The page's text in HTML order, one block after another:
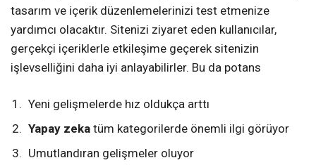
tasarım ve içerik düzenlemelerinizi test etmenize
yardımcı olacaktır. Sitenizi ziyaret eden kullanıcılar,
gerçekçi içeriklerle etkileşime geçerek sitenizin
işlevselliğini daha iyi anlayabilirler. Bu da potans
Yeni gelişmelerde hız oldukça arttı
Yapay zeka tüm kategorilerde önemli ilgi görüyor
Umutlandıran gelişmeler oluyor